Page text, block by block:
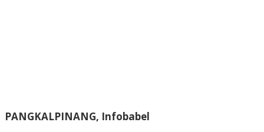
PANGKALPINANG, Infobabel